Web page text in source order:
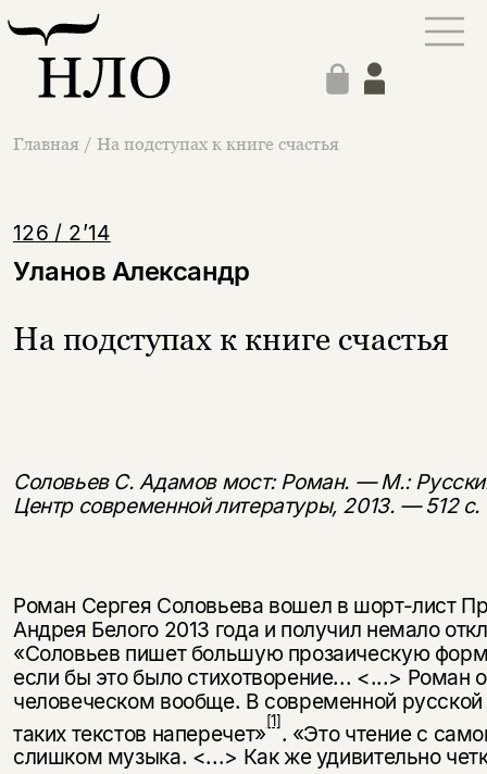
Главная / На подступах к книге счастья
126 / 2’14
Уланов Александр
На подступах к книге счастья
Соловьев C. Адамов мост: Роман. — М.:
Центр современной литературы, 2013. — 512 с.
Роман Сергея Соловьева вошел в шорт-лист
Андрея Белого 2013 года и получил немало
«Соловьев пишет большую прозаическую
если бы это было стихотворение... <...> Роман
чело­веческом вообще. В современной русской
таких текстов наперечет»[1]. «Это чте­ние с
слишком музыка. <...> Как же удивительно